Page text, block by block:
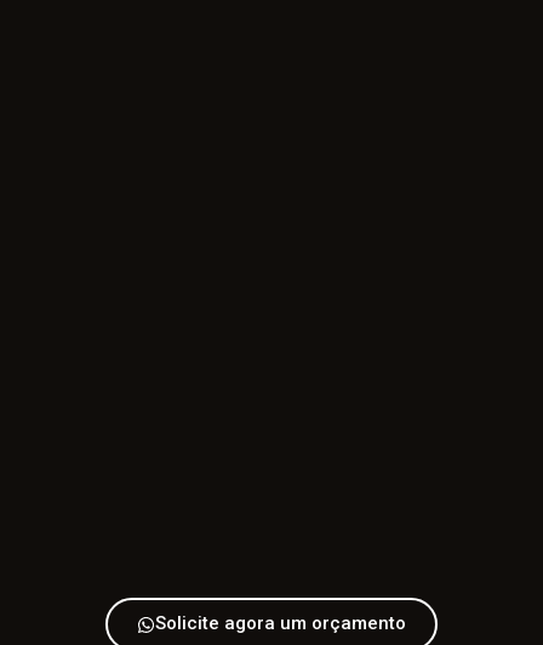
Solicite agora um orçamento